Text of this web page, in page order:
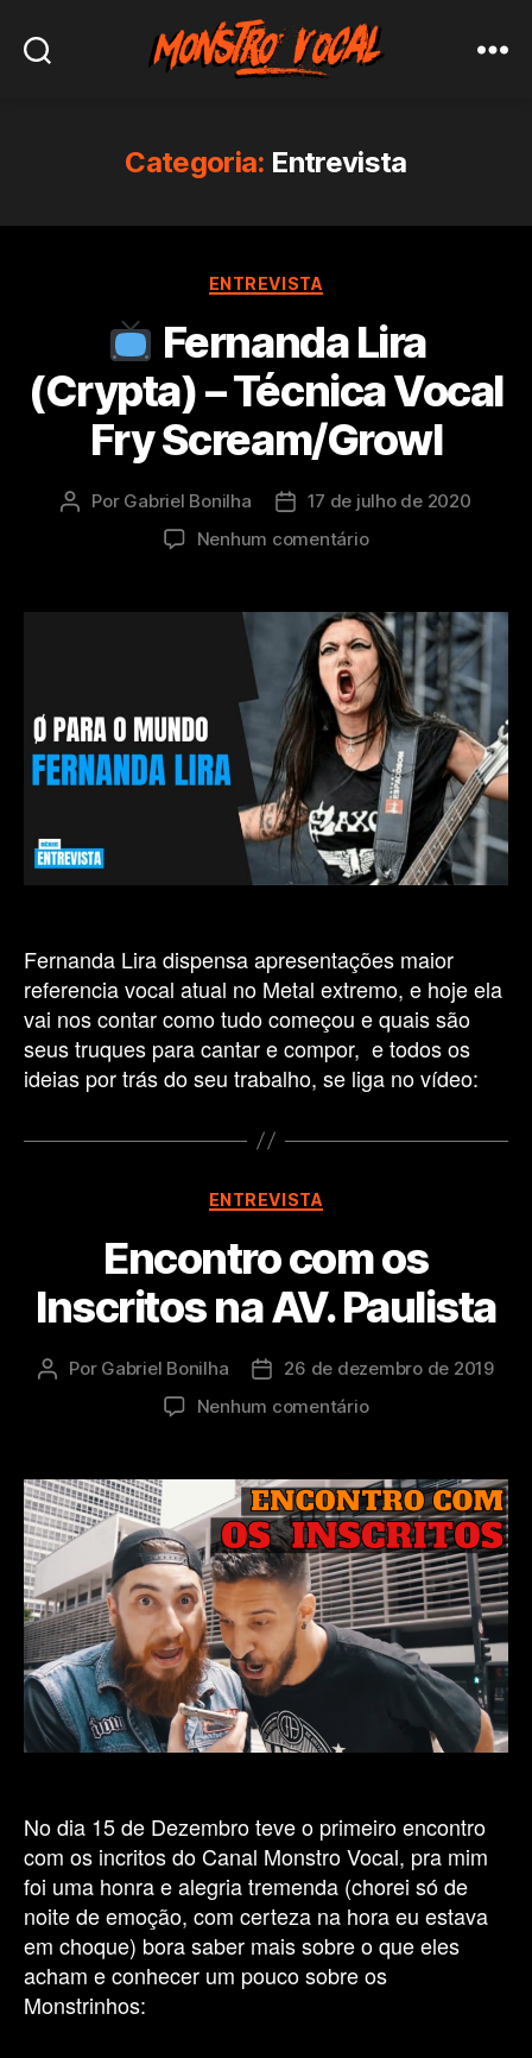
Categoria: Entrevista
Categorias
ENTREVISTA
Fernanda Lira
(Crypta) – Técnica Vocal
Fry Scream/Growl
Autor
Por Gabriel Bonilha
Data17 de julho de 2020
Nenhum comentárioem
Lira
(Crypta)
–
Técnica
Vocal
Fry
Scream/Growl
Fernanda Lira dispensa apresentações maior
referencia vocal atual no Metal extremo, e hoje ela
vai nos contar como tudo começou e quais são
seus truques para cantar e compor, e todos os
ideias por trás do seu trabalho, se liga no vídeo:
Categorias
ENTREVISTA
Encontro com os
Inscritos na AV. Paulista
Autor
Por Gabriel Bonilha
Data26 de dezembro de 2019
Nenhum comentárioem
os
Inscritos
na
AV.
Paulista
No dia 15 de Dezembro teve o primeiro encontro
com os incritos do Canal Monstro Vocal, pra mim
foi uma honra e alegria tremenda (chorei só de
noite de emoção, com certeza na hora eu estava
em choque) bora saber mais sobre o que eles
acham e conhecer um pouco sobre os
Monstrinhos: